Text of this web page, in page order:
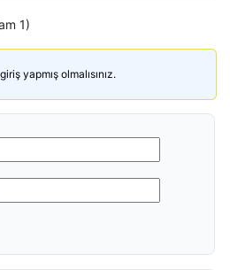
1)
yapmış olmalısınız.